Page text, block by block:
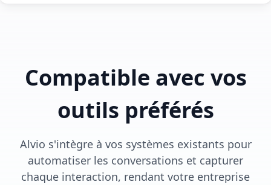
Compatible avec vos
outils préférés
Alvio s'intègre à vos systèmes existants pour
automatiser les conversations et capturer
chaque interaction, rendant votre entreprise